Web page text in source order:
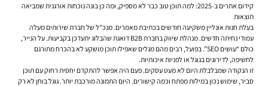
קידום אתרים ב-2025: למה תוכן טוב כבר לא מספיק, ומה כן בונה נוכחות אורגנית שמביאה
תוצאות
בעלת חנות אונליין משקיעה חודשים בכתיבת מאמרים. מנכ"ל של חברת שירותים מעלה
עמודי נחיתה חדשים. מנהלת שיווק בחברת B2B דואגת שהבלוג יתעדכן בקביעות. על הנייר,
כולם “עושים SEO”. בפועל, רבים מהם מגלים שאפילו תוכן מושקע לא בהכרח מתורגם
לחשיפה, לדירוגים בגוגל או לפניות איכותיות.
זו הנקודה שמבלבלת היום לא מעט עסקים. פעם היה אפשר להתקדם יחסית רחוק עם תוכן
סביר, שימוש נכון במילות מפתח וכמה קישורים. היום התמונה מורכבת יותר. גוגל בוחן לא רק